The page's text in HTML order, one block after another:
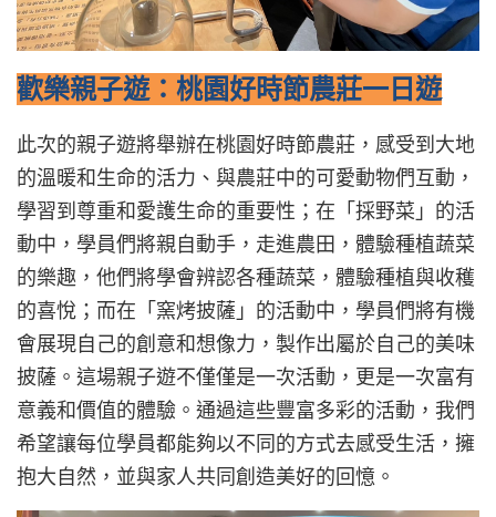
歡樂親子遊：桃園好時節農莊一日遊
此次的親子遊將舉辦在桃園好時節農莊，感受到大地
的溫暖和生命的活力、與農莊中的可愛動物們互動，
學習到尊重和愛護生命的重要性；在「採野菜」的活
動中，學員們將親自動手，走進農田，體驗種植蔬菜
的樂趣，他們將學會辨認各種蔬菜，體驗種植與收穫
的喜悅；而在「窯烤披薩」的活動中，學員們將有機
會展現自己的創意和想像力，製作出屬於自己的美味
披薩。這場親子遊不僅僅是一次活動，更是一次富有
意義和價值的體驗。通過這些豐富多彩的活動，我們
希望讓每位學員都能夠以不同的方式去感受生活，擁
抱大自然，並與家人共同創造美好的回憶。